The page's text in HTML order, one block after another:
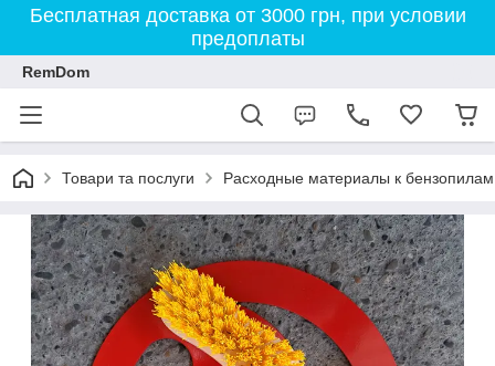
Бесплатная доставка от 3000 грн, при условии
предоплаты
RemDom
Товари та послуги Расходные материалы к